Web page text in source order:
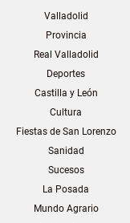
Valladolid
Provincia
Real Valladolid
Deportes
Castilla y León
Cultura
Fiestas de San Lorenzo
Sanidad
Sucesos
La Posada
Mundo Agrario